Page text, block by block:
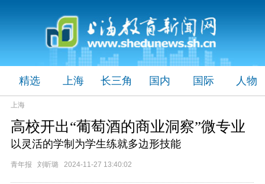
精选 上海 长三角 国内 国际 人物
上海
高校开出“葡萄酒的商业洞察”微专业
以灵活的学制为学生练就多边形技能
青年报 刘昕璐 2024-11-27 13:40:02